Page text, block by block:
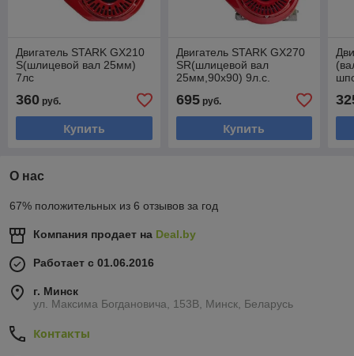
Двигатель STARK GX210
S(шлицевой вал 25мм)
7лс
360 руб.
Купить
Двигатель STARK GX270
SR(шлицевой вал
25мм,90x90) 9л.с.
695руб.
Купить
О нас
67% положительных из 6 отзывов за год
Компания продает на Deal.by
Работает с 01.06.2016
г. Минск
ул. Максима Богдановича, 153В, Минск, Беларусь
Контакты